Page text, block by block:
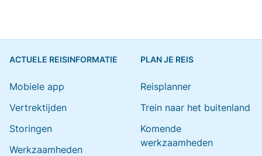
ACTUELE REISINFORMATIE
Mobiele app
Vertrektijden
Storingen
Werkzaamheden
PLAN JE REIS
Reisplanner
Trein naar het buitenland
Komende
werkzaamheden